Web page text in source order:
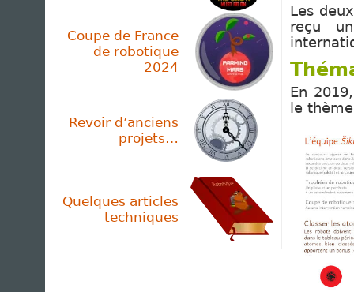
Coupe de France
de robotique
2024
Revoir d’anciens
projets…
Quelques articles
techniques
Les
reçu
En
le